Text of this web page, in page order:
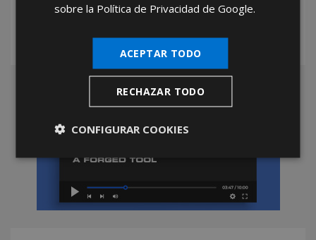
sobre la Política de Privacidad de Google.
ACEPTAR TODO
RECHAZAR TODO
CONFIGURAR COOKIES